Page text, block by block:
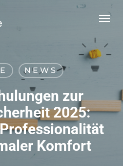
NEWS
zur
2025:
Komfort